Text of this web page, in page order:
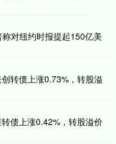
对纽约时报提起150亿美
转债上涨0.73%，转股溢
债上涨0.42%，转股溢价